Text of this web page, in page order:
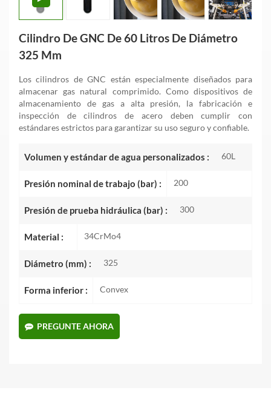
Cilindro De GNC De 60 Litros De Diámetro
325 Mm
Los cilindros de GNC están especialmente diseñados para
almacenar gas natural comprimido. Como dispositivos de
almacenamiento de gas a alta presión, la fabricación e
inspección de cilindros de acero deben cumplir con
estándares estrictos para garantizar su uso seguro y confiable.
Volumen y estándar de agua personalizados : 60L
Presión nominal de trabajo (bar) : 200
Presión de prueba hidráulica (bar) : 300
Material : 34CrMo4
Diámetro (mm) : 325
Forma inferior : Convex
PREGUNTE AHORA